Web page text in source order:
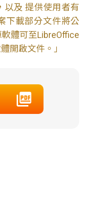
以及 提供使用者有
下載部分文件將公
體可至LibreOffice
開啟文件。」